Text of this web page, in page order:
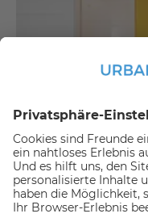
€479,00 per month
Bezirk Treptow-
10.2m 2 | WG zimmer |